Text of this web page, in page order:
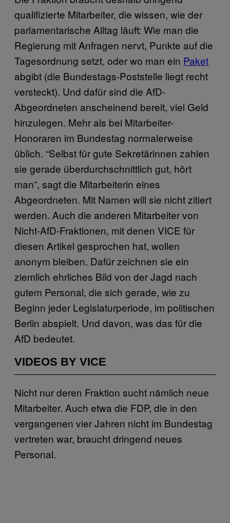
qualifizierte Mitarbeiter, die wissen, wie der
parlamentarische Alltag läuft: Wie man die
Regierung mit Anfragen nervt, Punkte auf die
Tagesordnung setzt, oder wo man ein Paket
abgibt (die Bundestags-Poststelle liegt recht
versteckt). Und dafür sind die AfD-
Abgeordneten anscheinend bereit, viel Geld
hinzulegen. Mehr als bei Mitarbeiter-
Honoraren im Bundestag normalerweise
üblich. “Selbst für gute Sekretärinnen zahlen
sie gerade überdurchschnittlich gut, hört
man”, sagt die Mitarbeiterin eines
Abgeordneten. Mit Namen will sie nicht zitiert
werden. Auch die anderen Mitarbeiter von
Nicht-AfD-Fraktionen, mit denen VICE für
diesen Artikel gesprochen hat, wollen
anonym bleiben. Dafür zeichnen sie ein
ziemlich ehrliches Bild von der Jagd nach
gutem Personal, die sich gerade, wie zu
Beginn jeder Legislaturperiode, im politischen
Berlin abspielt. Und davon, was das für die
AfD bedeutet.
VIDEOS BY VICE
Nicht nur deren Fraktion sucht nämlich neue
Mitarbeiter. Auch etwa die FDP, die in den
vergangenen vier Jahren nicht im Bundestag
vertreten war, braucht dringend neues
Personal.